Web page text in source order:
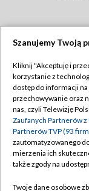
Abonament
Emisja w TVP
Centrum
Naziemna
Szanujemy Twoją
Kliknij "Akceptuję i
korzystanie z
dostęp do informacji
przechowywanie oraz
nas, czyli Telewizję
Zaufanych Partnerów
Partnerów TVP (93
zautomatyzowanego
mierzenia ich
także zgody na
Twoje dane osobowe